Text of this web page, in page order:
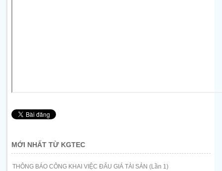
MỚI NHẤT TỪ KGTEC
THÔNG BÁO CÔNG KHAI VIỆC ĐẤU GIÁ TÀI SẢN (Lần 1)